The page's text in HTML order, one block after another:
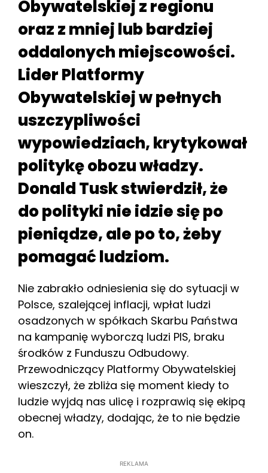
Obywatelskiej z regionu
oraz z mniej lub bardziej
oddalonych miejscowości.
Lider Platformy
Obywatelskiej w pełnych
uszczypliwości
wypowiedziach, krytykował
politykę obozu władzy.
Donald Tusk stwierdził, że
do polityki nie idzie się po
pieniądze, ale po to, żeby
pomagać ludziom.
Nie zabrakło odniesienia się do sytuacji w
Polsce, szalejącej inflacji, wpłat ludzi
osadzonych w spółkach Skarbu Państwa
na kampanię wyborczą ludzi PIS, braku
środków z Funduszu Odbudowy.
Przewodniczący Platformy Obywatelskiej
wieszczył, że zbliża się moment kiedy to
ludzie wyjdą nas ulicę i rozprawią się ekipą
obecnej władzy, dodając, że to nie będzie
on.
REKLAMA